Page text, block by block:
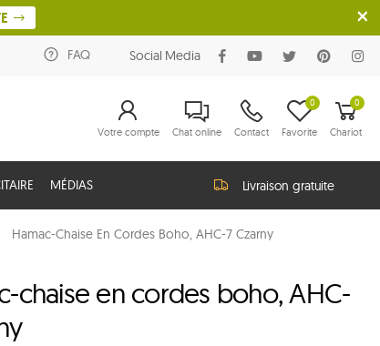
FAQ Social Media
Votre compte Chat online Contact Favorite
0 0
Chariot
MÉDIAS Livraison gratuite
Hamac-Chaise En Cordes Boho, AHC-7 Czarny
chaise en cordes boho, AHC-